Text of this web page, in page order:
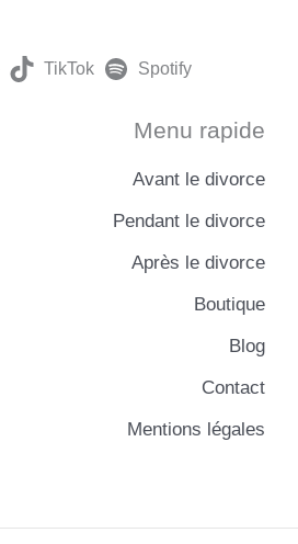
TikTok Spotify
Menu rapide
Avant le divorce
Pendant le divorce
Après le divorce
Boutique
Blog
Contact
Mentions légales